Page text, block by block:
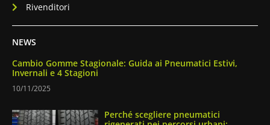
Rivenditori
NEWS
Cambio Gomme Stagionale: Guida ai Pneumatici Estivi,
Invernali e 4 Stagioni
10/11/2025
Perché scegliere pneumatici